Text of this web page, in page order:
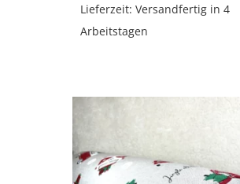
Lieferzeit:Versandfertig in 4
Arbeitstagen